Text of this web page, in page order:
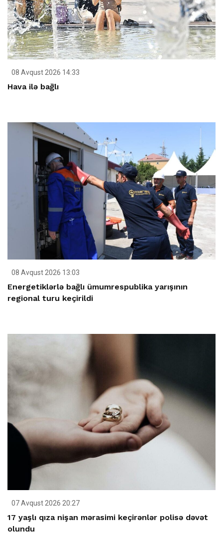
08 Avqust 2026 14:33
Hava ilə bağlı
08 Avqust 2026 13:03
Energetiklərlə bağlı ümumrespublika yarışının
regional turu keçirildi
07 Avqust 2026 20:27
17 yaşlı qıza nişan mərasimi keçirənlər polisə dəvət
olundu